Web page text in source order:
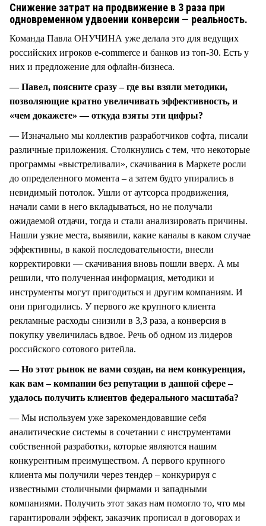
Снижение затрат на продвижение в 3 раза при
одновременном удвоении конверсии — реальность.
Команда Павла ОНУЧИНА уже делала это для ведущих
российских игроков e-commerce и банков из топ-30. Есть у
них и предложение для офлайн-бизнеса.
— Павел, поясните сразу – где вы взяли методики,
позволяющие кратно увеличивать эффективность, и
«чем докажете» — откуда взяты эти цифры?
— Изначально мы коллектив разработчиков софта, писали
различные приложения. Столкнулись с тем, что некоторые
программы «выстреливали», скачивания в Маркете росли
до определенного момента – а затем будто упирались в
невидимый потолок. Ушли от аутсорса продвижения,
начали сами в него вкладываться, но не получали
ожидаемой отдачи, тогда и стали анализировать причины.
Нашли узкие места, выявили, какие каналы в каком случае
эффективны, в какой последовательности, внесли
корректировки — скачивания вновь пошли вверх. А мы
решили, что полученная информация, методики и
инструменты могут пригодиться и другим компаниям. И
они пригодились. У первого же крупного клиента
рекламные расходы снизили в 3,3 раза, а конверсия в
покупку увеличилась вдвое. Речь об одном из лидеров
российского сотового ритейла.
— Но этот рынок не вами создан, на нем конкуренция,
как вам – компании без репутации в данной сфере –
удалось получить клиентов федерального масштаба?
— Мы используем уже зарекомендовавшие себя
аналитические системы в сочетании с инструментами
собственной разработки, которые являются нашим
конкурентным преимуществом. А первого крупного
клиента мы получили через тендер – конкурируя с
известными столичными фирмами и западными
компаниями. Получить этот заказ нам помогло то, что мы
гарантировали эффект, заказчик прописал в договорах и